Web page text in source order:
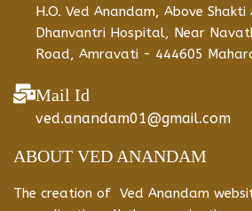
H.O. Ved Anandam, Above
Dhanvantri Hospital, Near
Road, Amravati - 444605
Mail Id
ved.anandam01@gmail.com
ABOUT VED ANANDAM
The creation of Ved Anandam